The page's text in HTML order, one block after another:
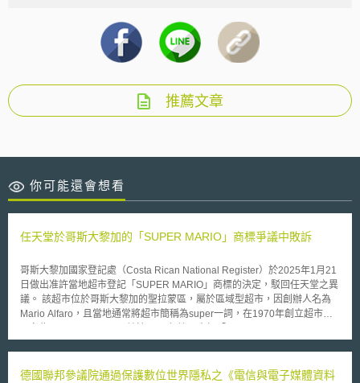
推薦文章
你可能還會想看
任天堂於哥斯大黎加的「SUPER MARIO」商標爭議中敗訴
哥斯大黎加國家登記處（Costa Rican National Register）於2025年1月21
日做出准許當地超市登記「SUPER MARIO」商標的決定，駁回任天堂之異
議。 該超市位於哥斯大黎加的聖拉蒙區，屬於區域型超市，因創辦人名為
Mario Alfaro，且當地通常將超市簡稱為super一詞，在1970年創立超市時
de confianza」（意為超級瑪利歐值得信賴的地方），實際是將SUPER
大於Su lugar de confianza之字體。該超商於2024年以「SUPER
德國聯邦參議院通過保護數位世界隱私之《電信與電子媒體資料